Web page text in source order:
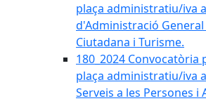
plaça administratiu/iva
d'Administració
Ciutadana i Turisme.
180_2024 Convocatòria
plaça administratiu/iva
Serveis a les Persones i